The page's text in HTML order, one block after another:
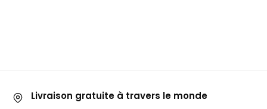
Livraison gratuite à travers le monde